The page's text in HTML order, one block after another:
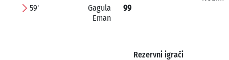
59'
Gagula
Eman
99
Rezervni igrači